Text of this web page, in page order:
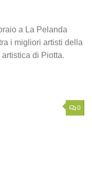
a La Pelanda
i migliori artisti della
di Piotta.
0